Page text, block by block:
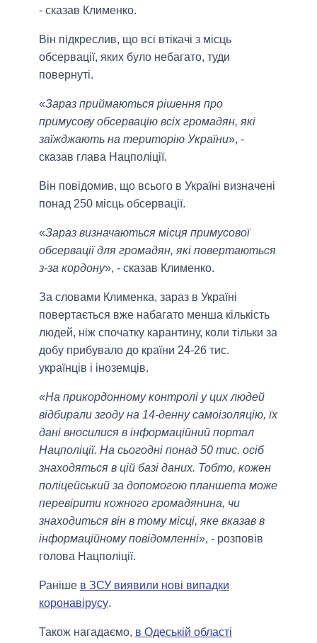
- сказав Клименко.
Він підкреслив, що всі втікачі з місць
обсервації, яких було небагато, туди
повернуті.
«Зараз приймаються рішення про
примусову обсервацію всіх громадян, які
заїжджають на територію України», -
сказав глава Нацполіції.
Він повідомив, що всього в Україні визначені
понад 250 місць обсервації.
«Зараз визначаються місця примусової
обсервації для громадян, які повертаються
з-за кордону», - сказав Клименко.
За словами Клименка, зараз в Україні
повертається вже набагато менша кількість
людей, ніж спочатку карантину, коли тільки за
добу прибувало до країни 24-26 тис.
українців і іноземців.
«На прикордонному контролі у цих людей
відбирали згоду на 14-денну самоізоляцію, їх
дані вносилися в інформаційний портал
Нацполіції. На сьогодні понад 50 тис. осіб
знаходяться в цій базі даних. Тобто, кожен
поліцейський за допомогою планшета може
перевірити кожного громадянина, чи
знаходиться він в тому місці, яке вказав в
інформаційному повідомленні», - розповів
голова Нацполіції.
Раніше в ЗСУ виявили нові випадки
коронавірусу.
Також нагадаємо, в Одеській області